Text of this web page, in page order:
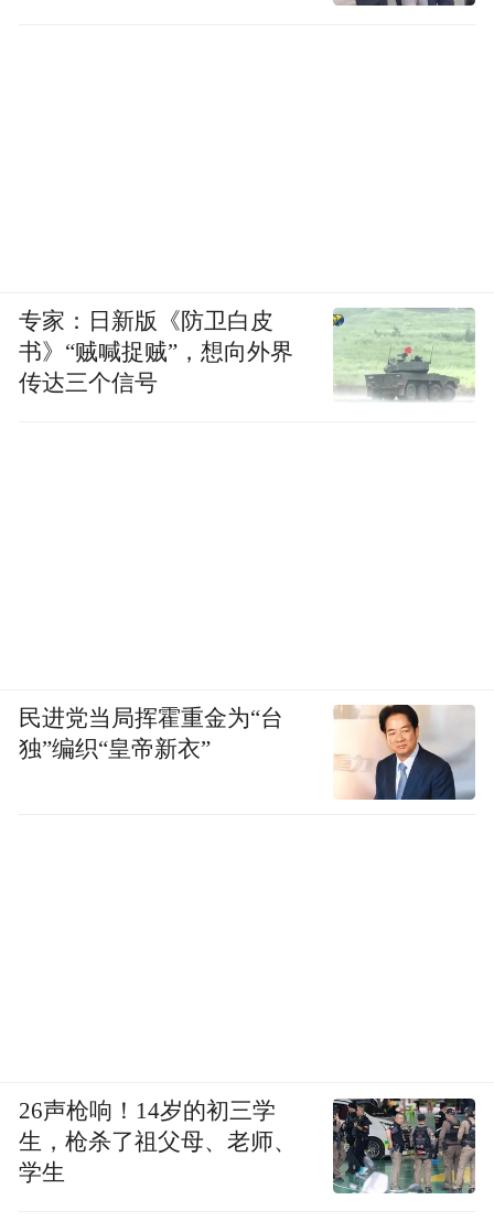
专家：日新版《防卫白皮
书》“贼喊捉贼”，想向外界
传达三个信号
民进党当局挥霍重金为“台
独”编织“皇帝新衣”
26声枪响！14岁的初三学
生，枪杀了祖父母、老师、
学生